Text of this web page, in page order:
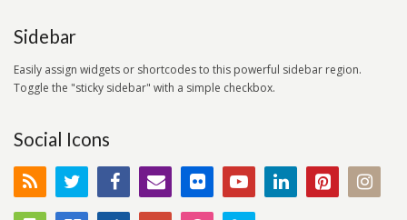
Sidebar
Easily assign widgets or shortcodes to this powerful sidebar region.
Toggle the "sticky sidebar" with a simple checkbox.
Social Icons